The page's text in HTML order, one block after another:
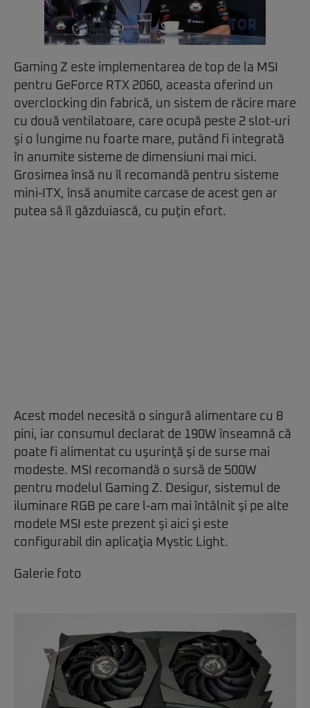
Gaming Z este implementarea de top de la MSI
pentru GeForce RTX 2060, aceasta oferind un
overclocking din fabrică, un sistem de răcire mare
cu două ventilatoare, care ocupă peste 2 slot-uri
şi o lungime nu foarte mare, putând fi integrată
în anumite sisteme de dimensiuni mai mici.
Grosimea însă nu îl recomandă pentru sisteme
mini-ITX, însă anumite carcase de acest gen ar
putea să îl găzduiască, cu puţin efort.
Acest model necesită o singură alimentare cu 8
pini, iar consumul declarat de 190W înseamnă că
poate fi alimentat cu uşurinţă şi de surse mai
modeste. MSI recomandă o sursă de 500W
pentru modelul Gaming Z. Desigur, sistemul de
iluminare RGB pe care l-am mai întâlnit şi pe alte
modele MSI este prezent şi aici şi este
configurabil din aplicaţia Mystic Light.
Galerie foto